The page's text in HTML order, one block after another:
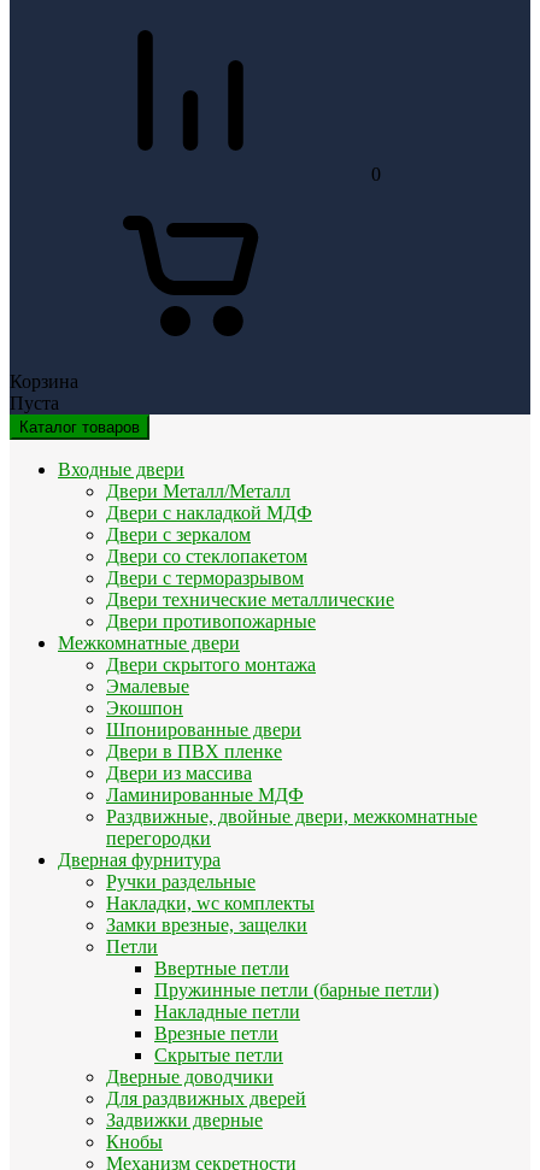
0
Корзина
Пуста
Каталог товаров
Входные двери
Двери Металл/Металл
Двери с накладкой МДФ
Двери с зеркалом
Двери со стеклопакетом
Двери с терморазрывом
Двери технические металлические
Двери противопожарные
Межкомнатные двери
Двери скрытого монтажа
Эмалевые
Экошпон
Шпонированные двери
Двери в ПВХ пленке
Двери из массива
Ламинированные МДФ
Раздвижные, двойные двери, межкомнатные
перегородки
Дверная фурнитура
Ручки раздельные
Накладки, wc комплекты
Замки врезные, защелки
Петли
Ввертные петли
Пружинные петли (барные петли)
Накладные петли
Врезные петли
Скрытые петли
Дверные доводчики
Для раздвижных дверей
Задвижки дверные
Кнобы
Механизм секретности